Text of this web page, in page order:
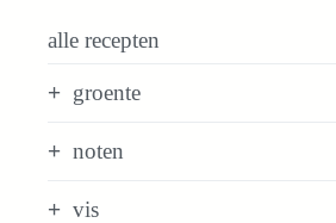
alle recepten
groente
noten
vis